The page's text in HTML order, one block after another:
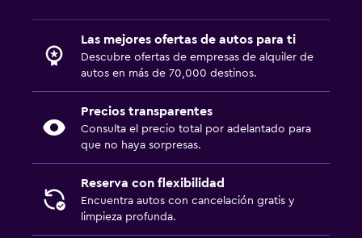
Las mejores ofertas de autos para ti
Descubre ofertas de empresas de alquiler de
autos en más de 70,000 destinos.
Precios transparentes
Consulta el precio total por adelantado para
que no haya sorpresas.
Reserva con flexibilidad
Encuentra autos con cancelación gratis y
limpieza profunda.